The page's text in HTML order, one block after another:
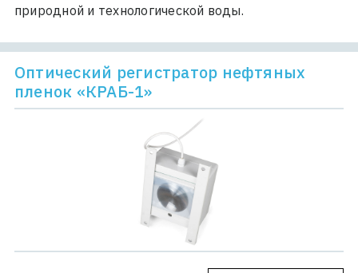
природной и технологической воды.
Оптический регистратор нефтяных
пленок «КРАБ-1»